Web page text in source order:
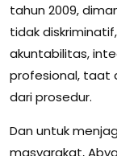
tahun 2009,
tidak
akuntabilitas,
profesional, taat
dari prosedur.
Dan untuk
masyarakat,